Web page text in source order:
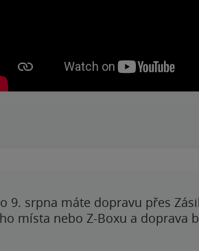
9. srpna máte dopravu přes
místa nebo Z-Boxu a doprava